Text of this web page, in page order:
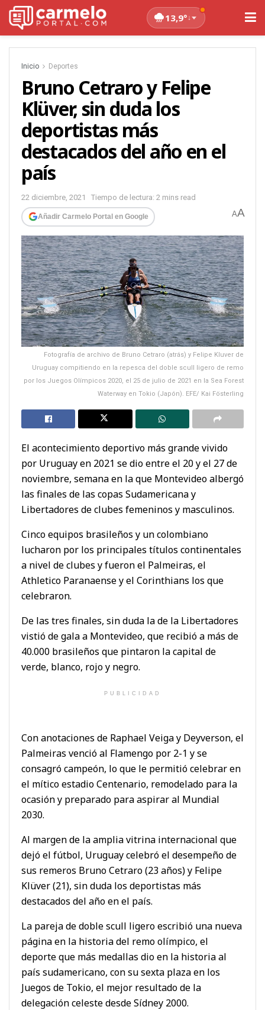
13,9°↓
Inicio Deportes
Bruno Cetraro y Felipe
Klüver, sin duda los
deportistas más
destacados del año en el
país
22 diciembre, 2021 Tiempo de lectura: 2 mins read
Añadir Carmelo Portal en Google AA
Fotografía de archivo de Bruno Cetraro (atrás) y Felipe Kluver de
Uruguay compitiendo en la repesca del doble scull ligero de remo
por los Juegos Olímpicos 2020, el 25 de julio de 2021 en la Sea Forest
Waterway en Tokio (Japón). EFE/ Kai Fösterling
El acontecimiento deportivo más grande vivido
por Uruguay en 2021 se dio entre el 20 y el 27 de
noviembre, semana en la que Montevideo albergó
las finales de las copas Sudamericana y
Libertadores de clubes femeninos y masculinos.
Cinco equipos brasileños y un colombiano
lucharon por los principales títulos continentales
a nivel de clubes y fueron el Palmeiras, el
Athletico Paranaense y el Corinthians los que
celebraron.
De las tres finales, sin duda la de la Libertadores
vistió de gala a Montevideo, que recibió a más de
40.000 brasileños que pintaron la capital de
verde, blanco, rojo y negro.
PUBLICIDAD
Con anotaciones de Raphael Veiga y Deyverson, el
Palmeiras venció al Flamengo por 2-1 y se
consagró campeón, lo que le permitió celebrar en
el mítico estadio Centenario, remodelado para la
ocasión y preparado para aspirar al Mundial
2030.
Al margen de la amplia vitrina internacional que
dejó el fútbol, Uruguay celebró el desempeño de
sus remeros Bruno Cetraro (23 años) y Felipe
Klüver (21), sin duda los deportistas más
destacados del año en el país.
La pareja de doble scull ligero escribió una nueva
página en la historia del remo olímpico, el
deporte que más medallas dio en la historia al
país sudamericano, con su sexta plaza en los
Juegos de Tokio, el mejor resultado de la
delegación celeste desde Sídney 2000.